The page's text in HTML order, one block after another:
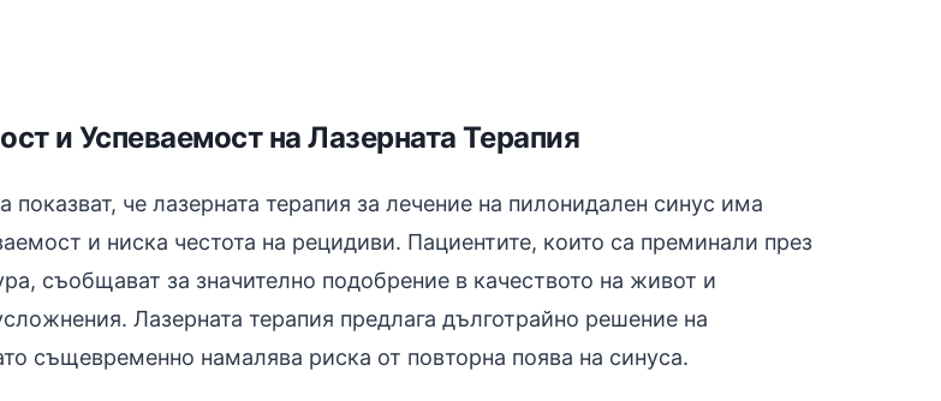
и Успеваемост на Лазерната Терапия
показват, че лазерната терапия за лечение на пилонидален синус има
и ниска честота на рецидиви. Пациентите, които са преминали през
съобщават за значително подобрение в качеството на живот и
Лазерната терапия предлага дълготрайно решение на
същевременно намалява риска от повторна поява на синуса.